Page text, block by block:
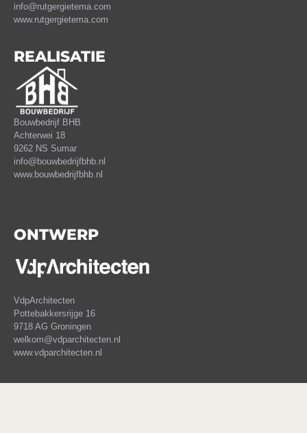
info@rutgergietema.com
www.rutgergietema.com
REALISATIE
Bouwbedrijf BHB
Achterwei 18
9262 NS Sumar
info@bouwbedrijfbhb.nl
www.bouwbedrijfbhb.nl
ONTWERP
VdpArchitecten
Pottebakkersrijge 16
9718 AG Groningen
welkom@vdparchitecten.nl
www.vdparchitecten.nl